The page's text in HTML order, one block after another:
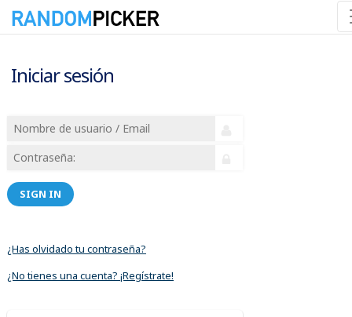
Iniciar sesión
SIGN IN
¿Has olvidado tu contraseña?
¿No tienes una cuenta? ¡Regístrate!